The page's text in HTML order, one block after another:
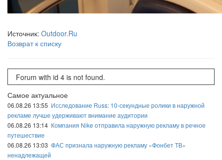
Источник: Outdoor.Ru
Возврат к списку
Forum with id 4 is not found.
Самое актуальное
06.08.26 13:55 Исследование Russ: 10-секундные ролики в наружной
рекламе лучше удерживают внимание аудитории
06.08.26 13:14 Компания Nike отправила наружную рекламу в речное
путешествие
06.08.26 13:03 ФАС признала наружную рекламу «Фонбет ТВ»
ненадлежащей